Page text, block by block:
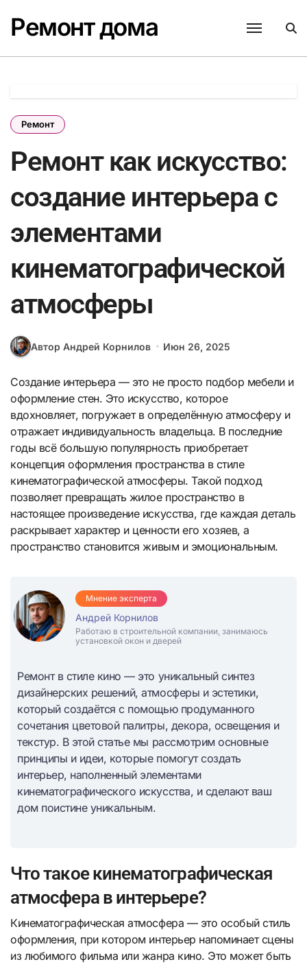
содержанию
Ремонт дома
Ремонт
Ремонт как искусство:
создание интерьера с
элементами
кинематографической
атмосферы
Автор Андрей Корнилов Июн 26, 2025
Создание интерьера — это не просто подбор мебели и
оформление стен. Это искусство, которое
вдохновляет, погружает в определённую атмосферу и
отражает индивидуальность владельца. В последние
годы всё большую популярность приобретает
концепция оформления пространства в стиле
кинематографической атмосферы. Такой подход
позволяет превращать жилое пространство в
настоящее произведение искусства, где каждая деталь
раскрывает характер и ценности его хозяев, а
пространство становится живым и эмоциональным.
Мнение эксперта
Андрей Корнилов
Работаю в строительной компании, занимаюсь
установкой окон и дверей
Ремонт в стиле кино — это уникальный синтез
дизайнерских решений, атмосферы и эстетики,
который создаётся с помощью продуманного
сочетания цветовой палитры, декора, освещения и
текстур. В этой статье мы рассмотрим основные
принципы и идеи, которые помогут создать
интерьер, наполненный элементами
кинематографического искусства, и сделают ваш
дом поистине уникальным.
Что такое кинематографическая
атмосфера в интерьере?
Кинематографическая атмосфера — это особый стиль
оформления, при котором интерьер напоминает сцены
из любимого фильма или жанра кино. Это может быть